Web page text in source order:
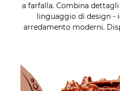
a farfalla. Combina
linguaggio di design -
arredamento moderni.